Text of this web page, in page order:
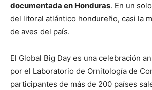
documentada en Honduras. En un
del litoral atlántico hondureño, casi la
de aves del país.
El Global Big Day es una celebración
por el Laboratorio de Ornitología de
participantes de más de 200 países